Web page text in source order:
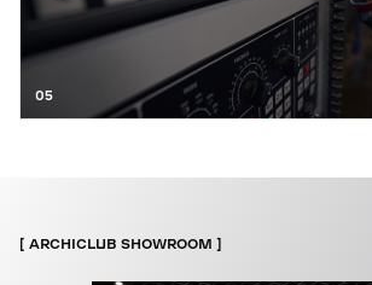
05
ARCHICLUB SHOWROOM